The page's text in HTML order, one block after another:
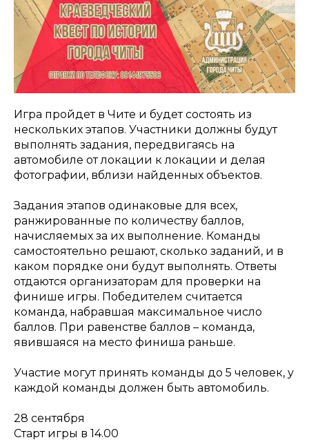
Игра пройдет в Чите и будет состоять из
нескольких этапов. Участники должны будут
выполнять задания, передвигаясь на
автомобиле от локации к локации и делая
фотографии, вблизи найденных объектов.
Задания этапов одинаковые для всех,
ранжированные по количеству баллов,
начисляемых за их выполнение. Команды
самостоятельно решают, сколько заданий, и в
каком порядке они будут выполнять. Ответы
отдаются организаторам для проверки на
финише игры. Победителем считается
команда, набравшая максимальное число
баллов. При равенстве баллов – команда,
явившаяся на место финиша раньше.
Участие могут принять команды до 5 человек, у
каждой команды должен быть автомобиль.
28 сентября
Старт игры в 14.00